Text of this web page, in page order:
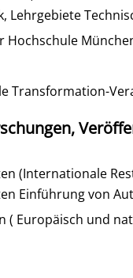
Lehrgebiete
Transformation-
(Internationale
Einführung von
( Europäisch und